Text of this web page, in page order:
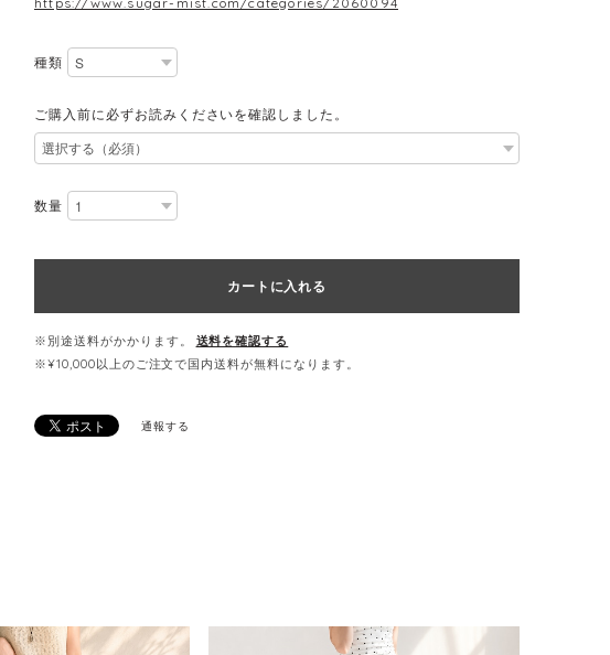
種類
ご購入前に必ずお読みくださいを確認しました。
数量
カートに入れる
※別途送料がかかります。
送料を確認する
※¥10,000以上のご注文で国内送料が無料になります。
通報する